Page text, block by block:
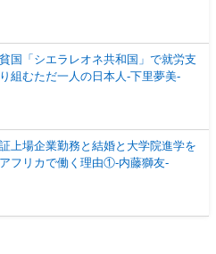
国「シエラレオネ共和国」で就労支
組むただ一人の日本人-下里夢美-
上場企業勤務と結婚と大学院進学を
フリカで働く理由①-内藤獅友-